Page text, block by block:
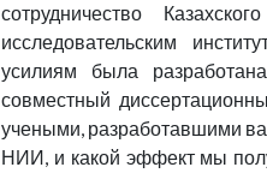
сотрудничество
исследовательским
усилиям была
совместный
учеными, разработавшими
НИИ, и какой эффект мы